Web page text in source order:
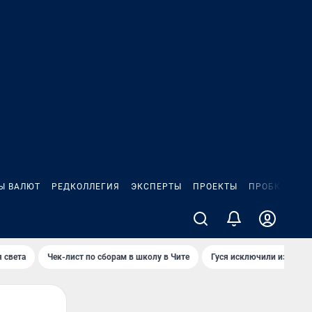
ВАЛЮТ РЕДКОЛЛЕГИЯ ЭКСПЕРТЫ ПРОЕКТЫ ПРОБКИ
света Чек-лист по сборам в школу в Чите Гуся исключили из